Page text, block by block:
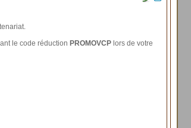
le code réduction PROMOVCP lors de votre